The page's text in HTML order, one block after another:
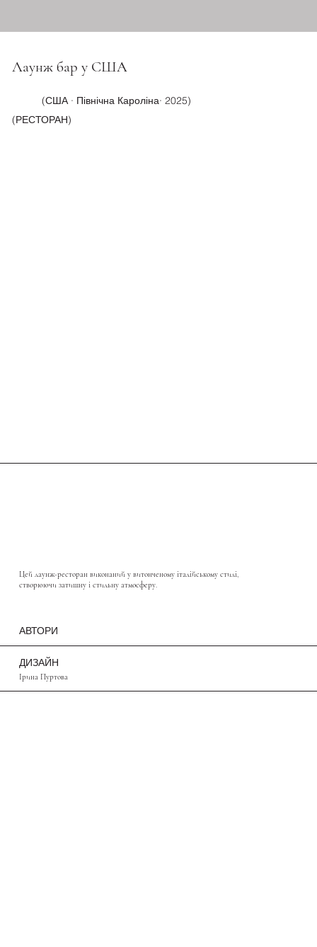
Лаунж бар у США
(США · Північна Кароліна· 2025)
(РЕСТОРАН)
ДИЗАЙН
Ірина Пуртова
АВТОРИ
Цей лаунж-ресторан виконаний у витонченому італійському стилі,
створюючи затишну і стильну атмосферу.